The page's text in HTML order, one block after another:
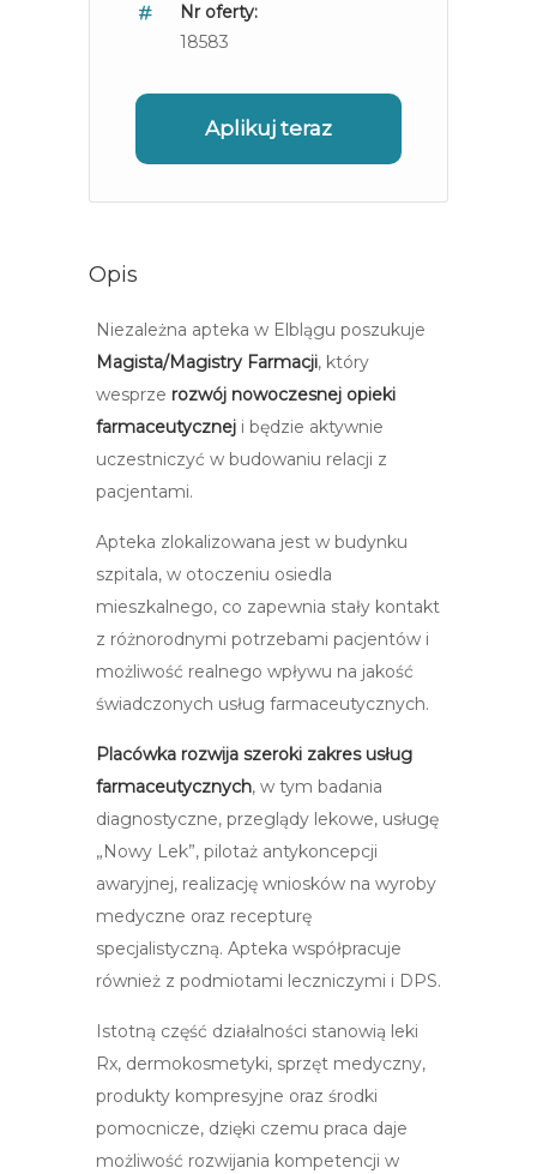
Nr oferty:
18583
Aplikuj teraz
Opis
Niezależna apteka w Elblągu poszukuje
Magista/Magistry Farmacji, który
wesprze rozwój nowoczesnej opieki
farmaceutycznej i będzie aktywnie
uczestniczyć w budowaniu relacji z
pacjentami.
Apteka zlokalizowana jest w budynku
szpitala, w otoczeniu osiedla
mieszkalnego, co zapewnia stały kontakt
z różnorodnymi potrzebami pacjentów i
możliwość realnego wpływu na jakość
świadczonych usług farmaceutycznych.
Placówka rozwija szeroki zakres usług
farmaceutycznych, w tym badania
diagnostyczne, przeglądy lekowe, usługę
„Nowy Lek”, pilotaż antykoncepcji
awaryjnej, realizację wniosków na wyroby
medyczne oraz recepturę
specjalistyczną. Apteka współpracuje
również z podmiotami leczniczymi i DPS.
Istotną część działalności stanowią leki
Rx, dermokosmetyki, sprzęt medyczny,
produkty kompresyjne oraz środki
pomocnicze, dzięki czemu praca daje
możliwość rozwijania kompetencji w